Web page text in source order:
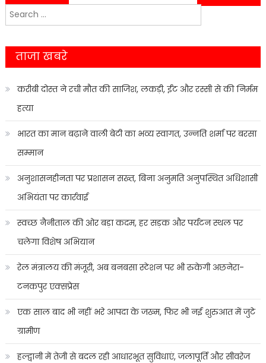
navigation
Search
for:
ताजा खबरे
करीबी दोस्त ने रची मौत की साजिश, लकड़ी, ईंट और रस्सी से की निर्मम
हत्या
भारत का मान बढ़ाने वाली बेटी का भव्य स्वागत, उन्नति शर्मा पर बरसा
सम्मान
अनुशासनहीनता पर प्रशासन सख्त, बिना अनुमति अनुपस्थित अधिशासी
अभियंता पर कार्रवाई
स्वच्छ नैनीताल की ओर बड़ा कदम, हर सड़क और पर्यटन स्थल पर
चलेगा विशेष अभियान
रेल मंत्रालय की मंजूरी, अब बनबसा स्टेशन पर भी रुकेगी अछनेरा-
टनकपुर एक्सप्रेस
एक साल बाद भी नहीं भरे आपदा के जख्म, फिर भी नई शुरुआत में जुटे
ग्रामीण
हल्द्वानी में तेजी से बदल रही आधारभूत सुविधाएं, जलापूर्ति और सीवरेज